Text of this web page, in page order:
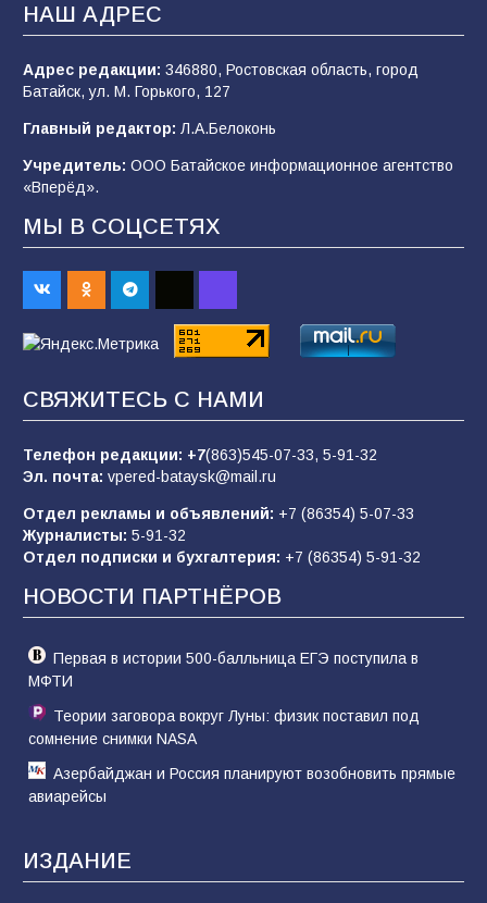
106 31.07.2026
«Мобилизация или набор?» Что на самом
2026 года
101 03.08.2026
В Батайске продолжаются дорожные работы
98 04.08.2026
пропагандистский вброс
«Слухами Москву не возьмёшь»: почему
заявления Киева о мобилизации — это
отчаяние, а не разведка
81 02.08.2026
НАШ АДРЕС
Адрес редакции: 346880, Ростовская область, город
Батайск, ул. М. Горького, 127
Главный редактор: Л.А.Белоконь
Учредитель: ООО Батайское информационное агентство
«Вперёд».
МЫ В СОЦСЕТЯХ
СВЯЖИТЕСЬ С НАМИ
Телефон редакции: +7(863)545-07-33, 5-91-32
Эл. почта: vpered-bataysk@mail.ru
Отдел рекламы и объявлений: +7 (86354) 5-07-33
Журналисты: 5-91-32
Отдел подписки и бухгалтерия: +7 (86354) 5-91-32
НОВОСТИ ПАРТНЁРОВ
Первая в истории 500-балльница ЕГЭ поступила в
МФТИ
Теории заговора вокруг Луны: физик поставил под
сомнение снимки NASA
Азербайджан и Россия планируют возобновить прямые
авиарейсы
ИЗДАНИЕ